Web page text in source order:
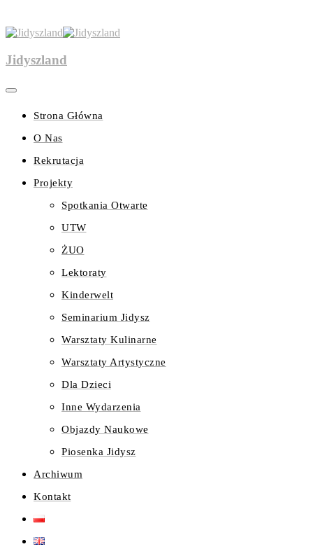
Jidyszland
Strona Główna
O Nas
Rekrutacja
Projekty
Spotkania Otwarte
UTW
ŻUO
Lektoraty
Kinderwelt
Seminarium Jidysz
Warsztaty Kulinarne
Warsztaty Artystyczne
Dla Dzieci
Inne Wydarzenia
Objazdy Naukowe
Piosenka Jidysz
Archiwum
Kontakt